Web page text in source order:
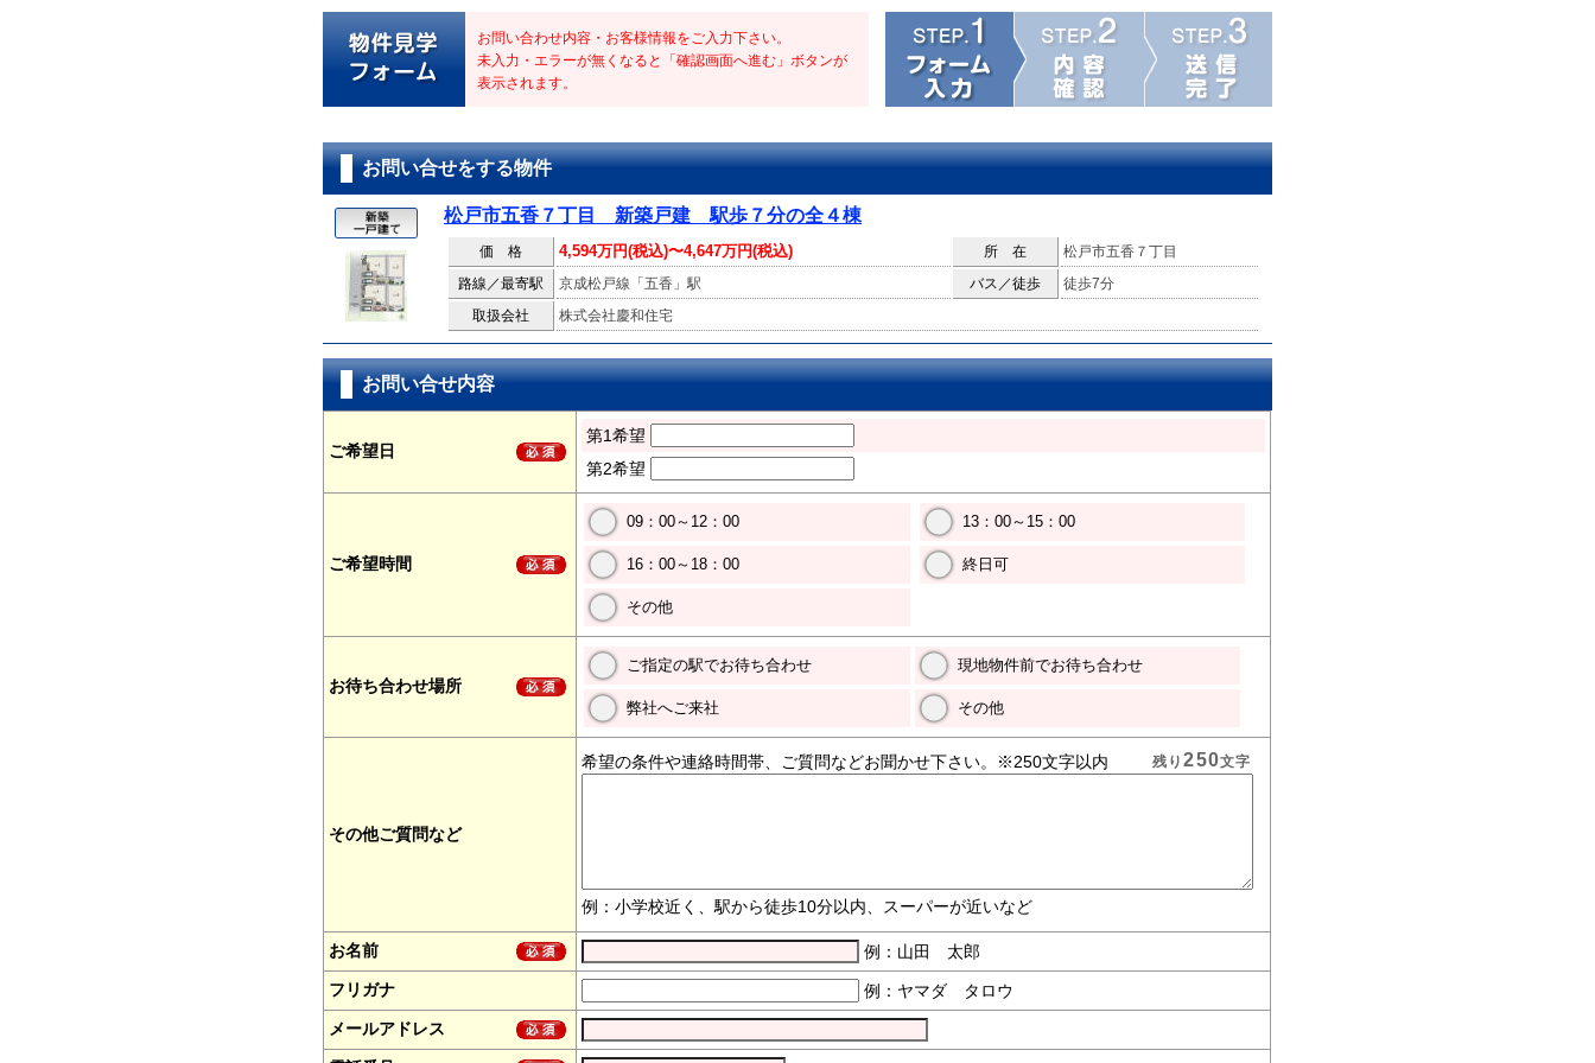
お問い合わせ内容・お客様情報をご入力下さい。
未入力・エラーが無くなると「確認画面へ進む」ボタンが
表示されます。
お問い合せをする物件
松戸市五香７丁目 新築戸建 駅歩７分の全４棟
価 格 4,594万円(税込)〜4,647万円(税込) 所 在
松戸市五香７丁目
路線／最寄駅
京成松戸線「五香」駅 バス／徒歩
徒歩7分
取扱会社
株式会社慶和住宅
お問い合せ内容
ご希望日
第1希望
第2希望
ご希望時間
09：00～12：00 13：00～15：00
16：00～18：00 終日可
その他
お待ち合わせ場所
ご指定の駅でお待ち合わせ 現地物件前でお待ち合わせ
弊社へご来社 その他
その他ご質問など
希望の条件や連絡時間帯、ご質問などお聞かせ下さい。※250文字以内
例：小学校近く、駅から徒歩10分以内、スーパーが近いなど
残り250文字
お名前
例：山田 太郎
フリガナ
例：ヤマダ タロウ
メールアドレス